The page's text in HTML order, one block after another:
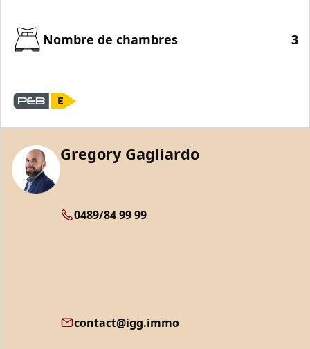
Nombre de chambres 3
Gregory Gagliardo
0489/84 99 99
contact@igg.immo